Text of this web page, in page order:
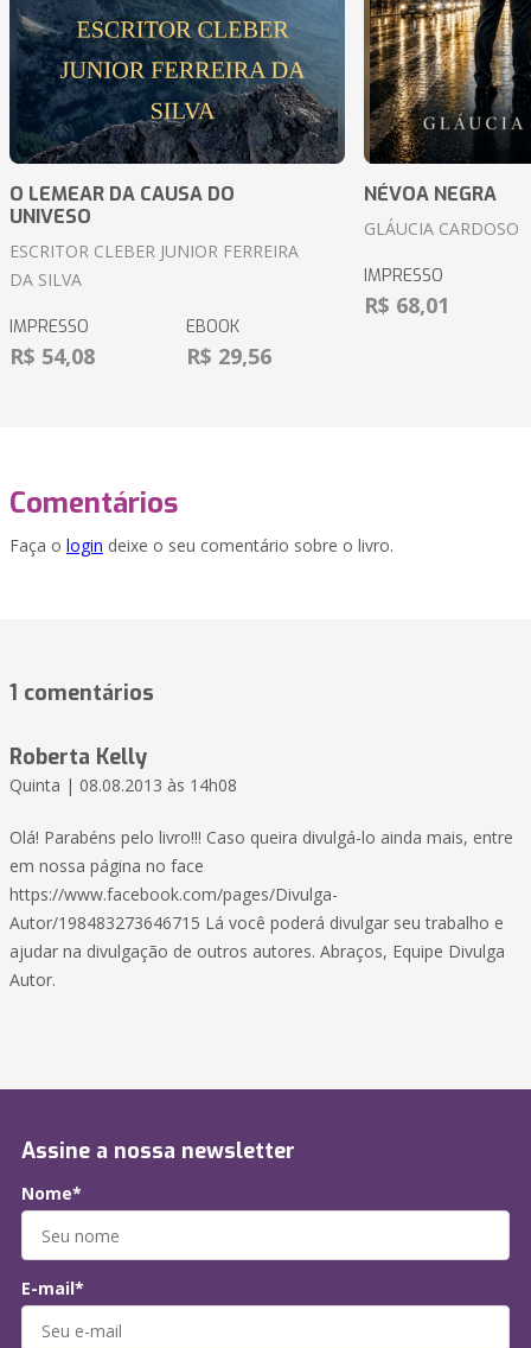
O LEMEAR DA CAUSA DO
UNIVESO
ESCRITOR CLEBER JUNIOR FERREIRA
DA SILVA
IMPRESSO
R$ 54,08
EBOOK
R$ 29,56
NÉVOA NEGRA
GLÁUCIA CARDOSO
IMPRESSO
R$ 68,01
Comentários
Faça o login deixe o seu comentário sobre o livro.
1 comentários
Roberta Kelly
Quinta | 08.08.2013 às 14h08
Olá! Parabéns pelo livro!!! Caso queira divulgá-lo ainda mais, entre
em nossa página no face
https://www.facebook.com/pages/Divulga-
Autor/198483273646715 Lá você poderá divulgar seu trabalho e
ajudar na divulgação de outros autores. Abraços, Equipe Divulga
Autor.
Assine a nossa newsletter
Nome*
E-mail*